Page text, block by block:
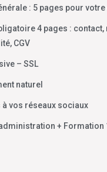
: 5 pages pour votre
4 pages :
CGV
– SSL
naturel
à vos réseaux sociaux
+ Formation